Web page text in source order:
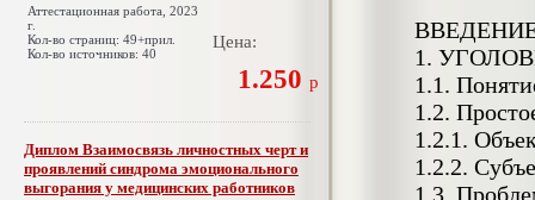
Аттестационная работа, 2023
г.
Кол-во страниц: 49+прил.
Кол-во источников: 40
Цена:
1.250 р
Диплом Взаимосвязь личностных черт и
проявлений синдрома эмоционального
выгорания у медицинских работников
1.
1.1.
1.2.
1.2.1.
1.2.2.
1.3.